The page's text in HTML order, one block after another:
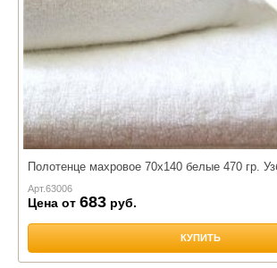
Полотенце махровое 70х140 белые 470 гр.
Арт.63006
Цена от 683 руб.
КУПИТЬ